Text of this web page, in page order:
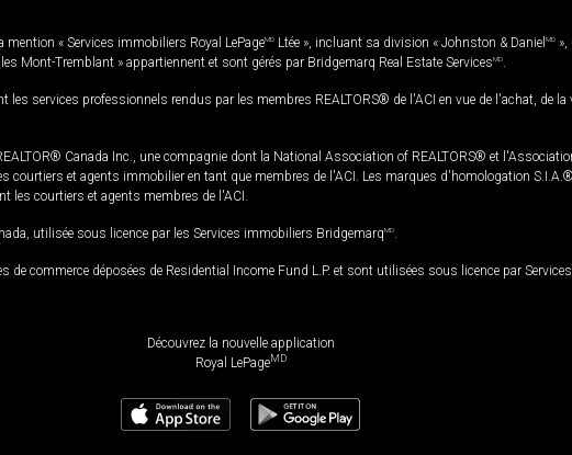
« Services immobiliers Royal LePageMD Ltée », incluant sa division « Johnston & Daniel MD »,
Mont-Tremblant » appartiennent et sont gérés par Bridgemarq Real Estate ServicesMD
services professionnels rendus par les membres REALTORS® de l'ACI en vue de l'achat, de
Canada Inc., une compagnie dont la National Association of REALTORS® et
courtiers et agents immobilier en tant que membres de l'ACI. Les marques d'homologation
les courtiers et agents membres de l'ACI.
utilisée sous licence par les Services immobiliers BridgemarqMD
de commerce déposées de Residential Income Fund L.P. et sont utilisées sous licence par
Découvrez la nouvelle application
Royal LePageMD